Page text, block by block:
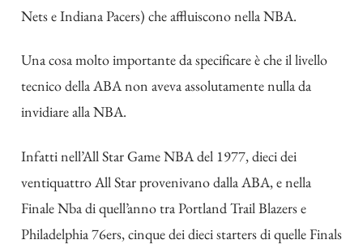
Nets e Indiana Pacers) che affluiscono nella NBA.
Una cosa molto importante da specificare è che il livello
tecnico della ABA non aveva assolutamente nulla da
invidiare alla NBA.
Infatti nell’All Star Game NBA del 1977, dieci dei
ventiquattro All Star provenivano dalla ABA, e nella
Finale Nba di quell’anno tra Portland Trail Blazers e
Philadelphia 76ers, cinque dei dieci starters di quelle Finals